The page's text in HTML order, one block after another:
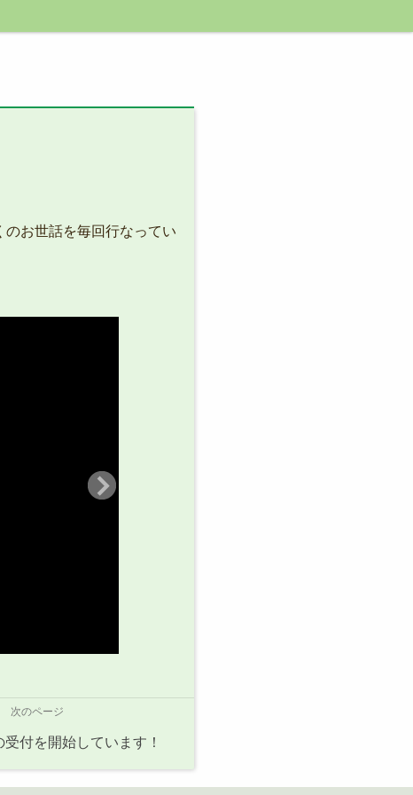
お世話を毎回行なってい
次のページ
付を開始しています！